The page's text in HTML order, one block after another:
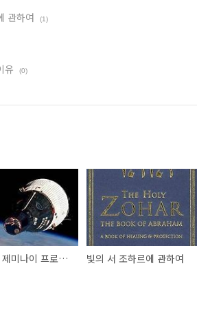
관하여
(1)
유 (0)
NASA의 제미나이 프로젝트 빛의 서 조하르에 관하여